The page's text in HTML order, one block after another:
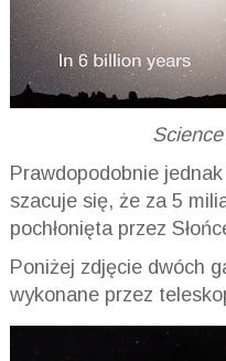
Prawdopodobnie
szacuje się, że za 5
pochłonięta przez
Poniżej zdjęcie dwóch
wykonane przez